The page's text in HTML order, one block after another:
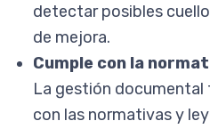
detectar posibles
de mejora.
Cumple con la
La gestión
con las normativas y